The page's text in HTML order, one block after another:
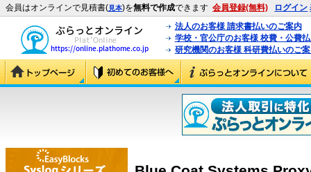
会員はオンラインで見積書(見本)を無料で作成できます 会員登録(無料) ログイン
法人のお客様 請求書払いのご案内
学校・官公庁のお客様 校費・公費
研究機関のお客様 科研費払いのご